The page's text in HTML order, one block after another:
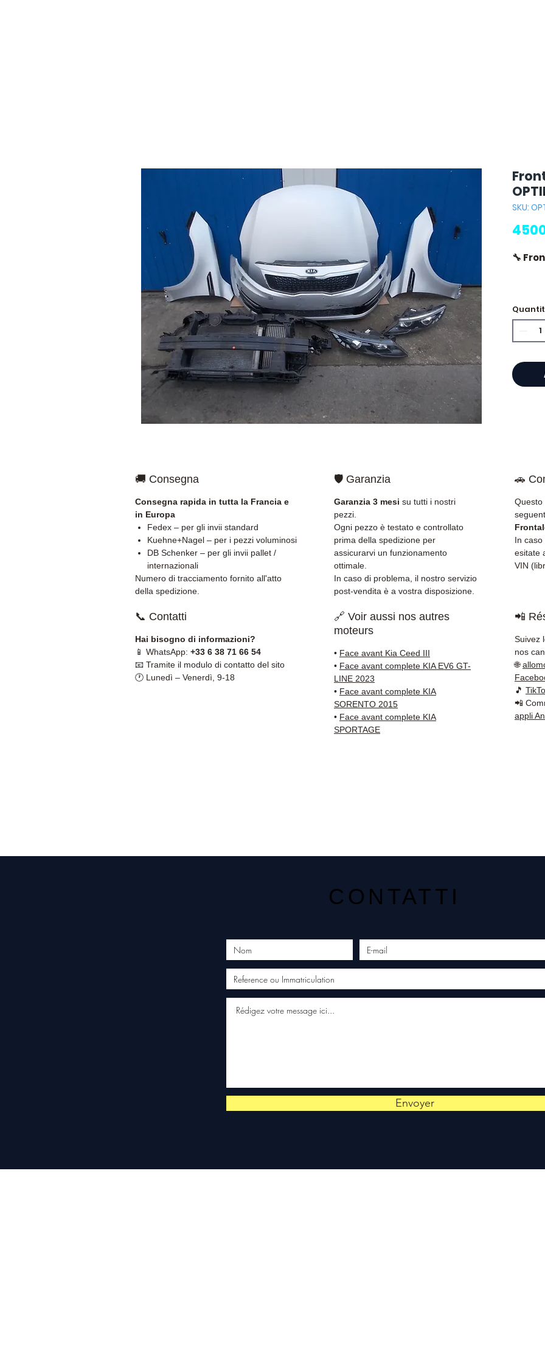
SKU:
🔧
⭐
✅
✅
✅
✅
🚚 Consegna
Consegna rapida in tutta la Francia e
in Europa
Fedex – per gli invii standard
Kuehne+Nagel – per i pezzi voluminosi
DB Schenker – per gli invii pallet /
internazionali
Numero di tracciamento fornito all'atto
della spedizione.
🛡️ Garanzia
Garanzia 3 mesi su tutti i nostri
pezzi.
Ogni pezzo è testato e controllato
prima della spedizione per
assicurarvi un funzionamento
ottimale.
In caso di problema, il nostro servizio
post-vendita è a vostra disposizione.
🚗
Questo
In caso
esitate
VIN
📞 Contatti
Hai bisogno di informazioni?
📱 WhatsApp: +33 6 38 71 66 54
📧 Tramite il modulo di contatto del sito
🕐 Lunedì – Venerdì, 9-18
🔗 Voir aussi nos autres
moteurs
• Face avant Kia Ceed III
• Face avant complete KIA EV6 GT-
LINE 2023
• Face avant complete KIA
SORENTO 2015
• Face avant complete KIA
SPORTAGE
📲
Suivez
nos
🌐
🎵
📲
appli
CONTATTI
Envoyer